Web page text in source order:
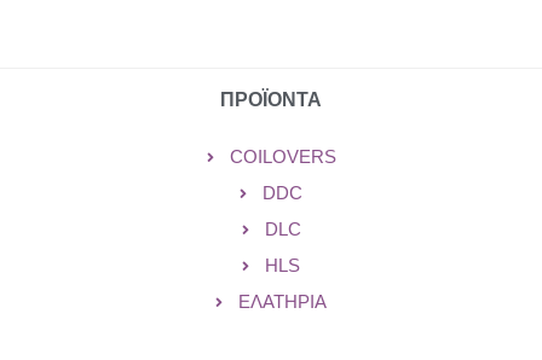
ΠΡΟΪΟΝΤΑ
COILOVERS
DDC
DLC
HLS
ΕΛΑΤΉΡΙΑ